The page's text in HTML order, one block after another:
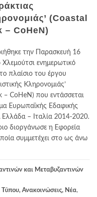
(Coastal
– CoHeN)
την Παρασκευή 16
ενημερωτικό
πλαίσιο του έργου
Κληρονομιάς’
CoHeN) που εντάσσεται
Ευρωπαϊκής Εδαφικής
– Ιταλία 2014-2020.
διοργάνωσε η Εφορεία
συμμετέχει στο ως άνω
και Μεταβυζαντινών
Τύπου, Ανακοινώσεις, Νέα,